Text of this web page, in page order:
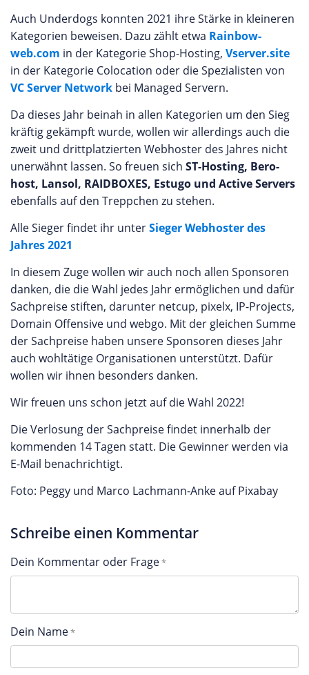
Auch Underdogs konnten 2021 ihre Stärke in kleineren
Kategorien beweisen. Dazu zählt etwa Rainbow-
web.com in der Kategorie Shop-Hosting, Vserver.site
in der Kategorie Colocation oder die Spezialisten von
VC Server Network bei Managed Servern.
Da dieses Jahr beinah in allen Kategorien um den Sieg
kräftig gekämpft wurde, wollen wir allerdings auch die
zweit und drittplatzierten Webhoster des Jahres nicht
unerwähnt lassen. So freuen sich ST-Hosting, Bero-
host, Lansol, RAIDBOXES, Estugo und Active Servers
ebenfalls auf den Treppchen zu stehen.
Alle Sieger findet ihr unterSieger Webhoster des
Jahres 2021
In diesem Zuge wollen wir auch noch allen Sponsoren
danken, die die Wahl jedes Jahr ermöglichen und dafür
Sachpreise stiften, darunter netcup, pixelx, IP-Projects,
Domain Offensive und webgo. Mit der gleichen Summe
der Sachpreise haben unsere Sponsoren dieses Jahr
auch wohltätige Organisationen unterstützt. Dafür
wollen wir ihnen besonders danken.
Wir freuen uns schon jetzt auf die Wahl 2022!
Die Verlosung der Sachpreise findet innerhalb der
kommenden 14 Tagen statt. Die Gewinner werden via
E-Mail benachrichtigt.
Foto: Peggy und Marco Lachmann-Anke auf Pixabay
Schreibe einen Kommentar
Dein Kommentar oder Frage
Dein Name